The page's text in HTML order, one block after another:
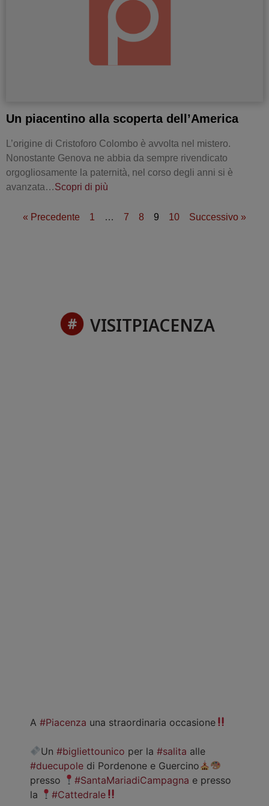
Un piacentino alla scoperta dell’America
L’origine di Cristoforo Colombo è avvolta nel mistero.
Nonostante Genova ne abbia da sempre rivendicato
orgogliosamente la paternità, nel corso degli anni si è
avanzata…Scopri di più
« Precedente 1 … 7 8 9 10 Successivo »
VISITPIACENZA
A #Piacenza una straordinaria occasione
Un#bigliettounico per la#salita alle
#duecupole di Pordenone e Guercino
presso
#SantaMariadiCampagna e presso
la
#Cattedrale